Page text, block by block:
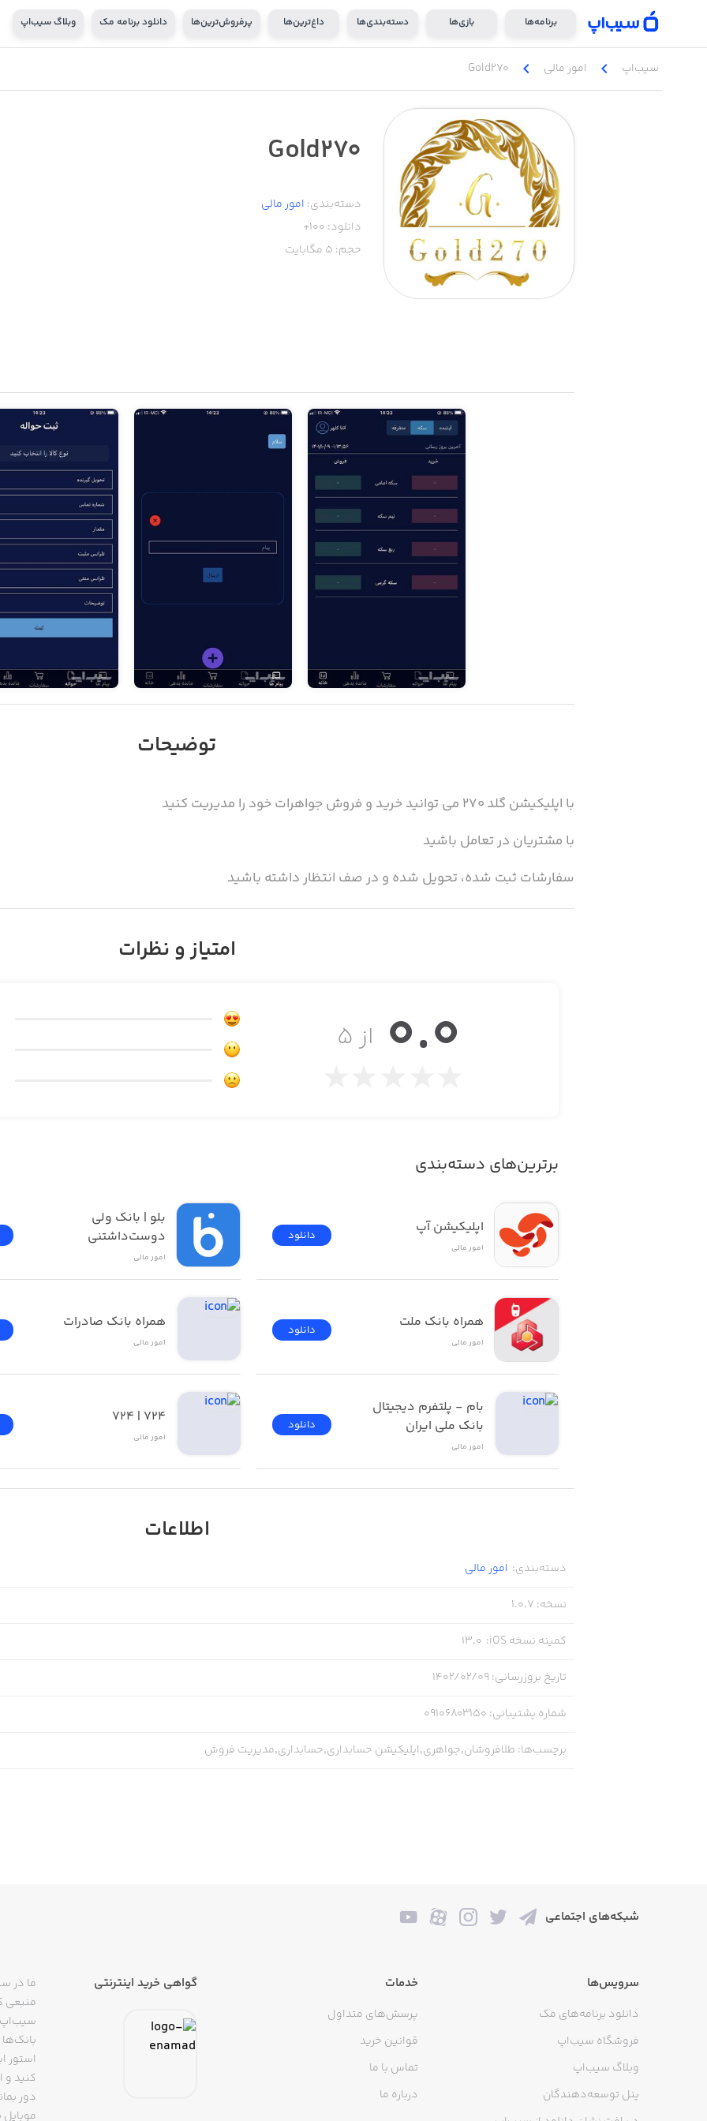
برنامه‌ها بازی‌ها دسته‌بندی‌ها داغ‌ترین‌ها پرفروش‌ترین‌ها دانلود برنامه مک وبلاگ سیب‌اپ
سیب‌اپ chevron_left امور ‌مالی chevron_left
Gold270
Gold270
دسته‌بندی: امور ‌مالی
دانلود: 100+
حجم: 5 مگابایت
توضیحات
با اپلیکیشن گلد ۲۷۰ می توانید خرید و فروش جواهرات خود را مدیریت کنید
با مشتریان در تعامل باشید
سفارشات ثبت شده، تحویل شده و در صف انتظار داشته باشید
و نظارت کامل بر امور مالی خود داشته باشید
امتیاز و نظرات
از ۵ 0.0
برترین‌های دسته‌بندی
اپلیکیشن آپ
امور ‌مالی
دانلود
همراه بانک ملت
امور ‌مالی
دانلود
بانک ملی ایران
امور ‌مالی
دانلود
دوست‌داشتنی
امور ‌مالی
همراه بانک صادرات
امور ‌مالی
۷۲۴ | 724
امور ‌مالی
اطلاعات
دسته‌بندی: امور ‌مالی
نسخه:
1.0.7
کمینه نسخه iOS :
13.0
تاریخ بروزرسانی: ۱۴۰۲/۰۲/۰۹
شماره پشتیبانی:
09106803150
برچسب‌ها: طلافروشان,جواهری,اپلیکیشن حسابداری,حسابداری,مدیریت فروش
شبکه‌های اجتماعی
سرویس‌ها
دانلود برنامه‌های مک
فروشگاه سیب‌اپ
وبلاگ سیب‌اپ
پنل توسعه‌دهندگان
خدمات
پرسش‌های متداول
قوانین خرید
تماس با ما
درباره ما
گواهی خرید اینترنتی
ما در
منبعی
سیب‌اپ
استور
دور
موبایل